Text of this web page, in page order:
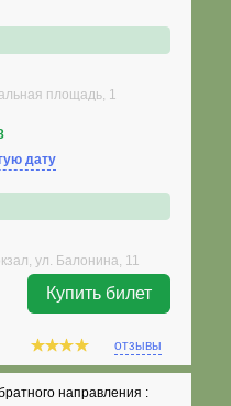
площадь, 1
дату
ул. Балонина, 11
Купить билет
отзывы
направления :